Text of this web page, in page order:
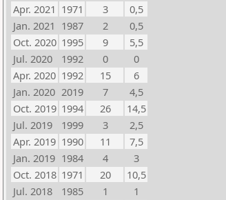
Apr. 2021 1971 3
0,5
Jan. 2021 1987 2
0,5
Oct. 2020 1995 9
5,5
Jul. 2020
1992 0
0
Apr. 2020 1992 15
6
Jan. 2020 2019 7
4,5
Oct. 2019 1994 26
14,5
Jul. 2019
1999 3
2,5
Apr. 2019 1990 11
7,5
Jan. 2019 1984 4
3
Oct. 2018 1971 20
10,5
Jul. 2018
1985 1
1